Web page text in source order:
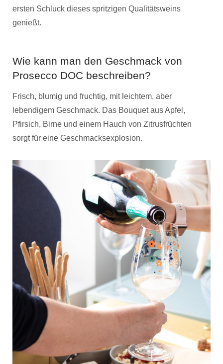
ersten Schluck dieses spritzigen Qualitätsweins
genießt.
Wie kann man den Geschmack von
Prosecco DOC beschreiben?
Frisch, blumig und fruchtig, mit leichtem, aber
lebendigem Geschmack. Das Bouquet aus Apfel,
Pfirsich, Birne und einem Hauch von Zitrusfrüchten
sorgt für eine Geschmacksexplosion.